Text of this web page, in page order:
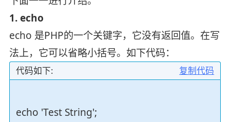
1. echo
echo 是PHP的一个关键字，它没有返回值。在写
法上，它可以省略小括号。如下代码：
复制代码
代码如下:
echo 'Test String';